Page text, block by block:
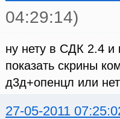
04:29:14)
ну нету в СДК 2.4 и
показать скрины
д3д+опенцл или
27-05-2011